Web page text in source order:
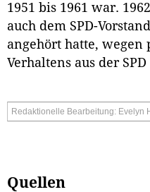
1951 bis 1961 war.
auch dem SPD-
angehört hatte, wegen
Verhaltens aus der
Redaktionelle Bearbeitung: Evelyn
Quellen